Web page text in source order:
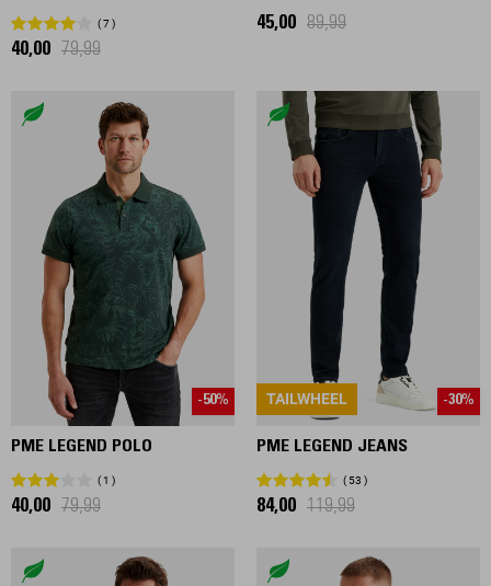
7
40,00 79,99
45,00 89,99
-50%
PME LEGEND POLO
1
40,00 79,99
TAILWHEEL -30%
PME LEGEND JEANS
53
84,00 119,99